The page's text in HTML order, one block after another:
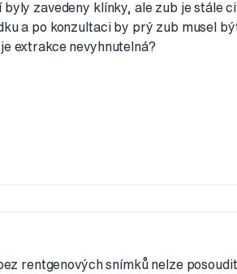
zavedeny klínky, ale zub je stále
a po konzultaci by prý zub musel
extrakce nevyhnutelná?
rentgenových snímků nelze